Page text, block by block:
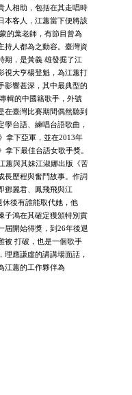
人相助，包括在其走唱時
本客人，江蕙當下便將該
的葉老師，有節目曾為
持人都為之動容。臺灣資
期，是黃義 雄發掘了江
視大亨楊登魁，為江蕙打
影響甚深，其中最典型的
輯的中國籍歌手，外號
在臺灣比賽期間偶然聽到
台語、練唱台語歌曲，
拿下亞軍，並在2013年
下最佳台語女歌手獎。
蕙與其妹江淑娜出版《苦
長歷程與奮鬥故事。作詞
鄧麗君、鳳飛飛與江
後有誰能取代她，他
子鴻在其確定獲頒特別貢
屆開始得獎，到26年後退
被 打破，也是一個歌手
應謙虛的講講場面話，
江蕙的工作夥伴為